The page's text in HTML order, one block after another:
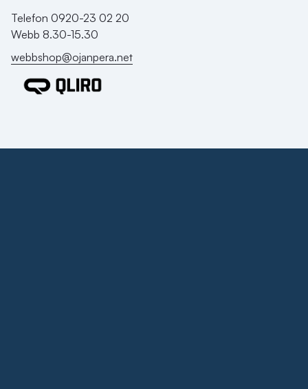
Telefon 0920-23 02 20
Webb 8.30-15.30
webbshop@ojanpera.net